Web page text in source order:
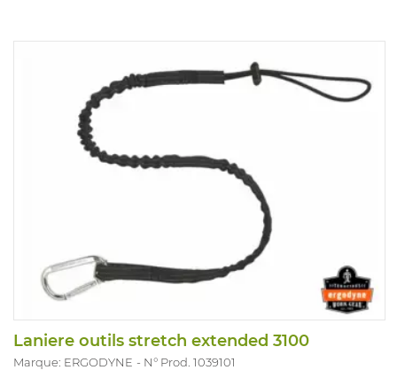
Laniere outils stretch extended 3100
Marque: ERGODYNE N° Prod. 1039101